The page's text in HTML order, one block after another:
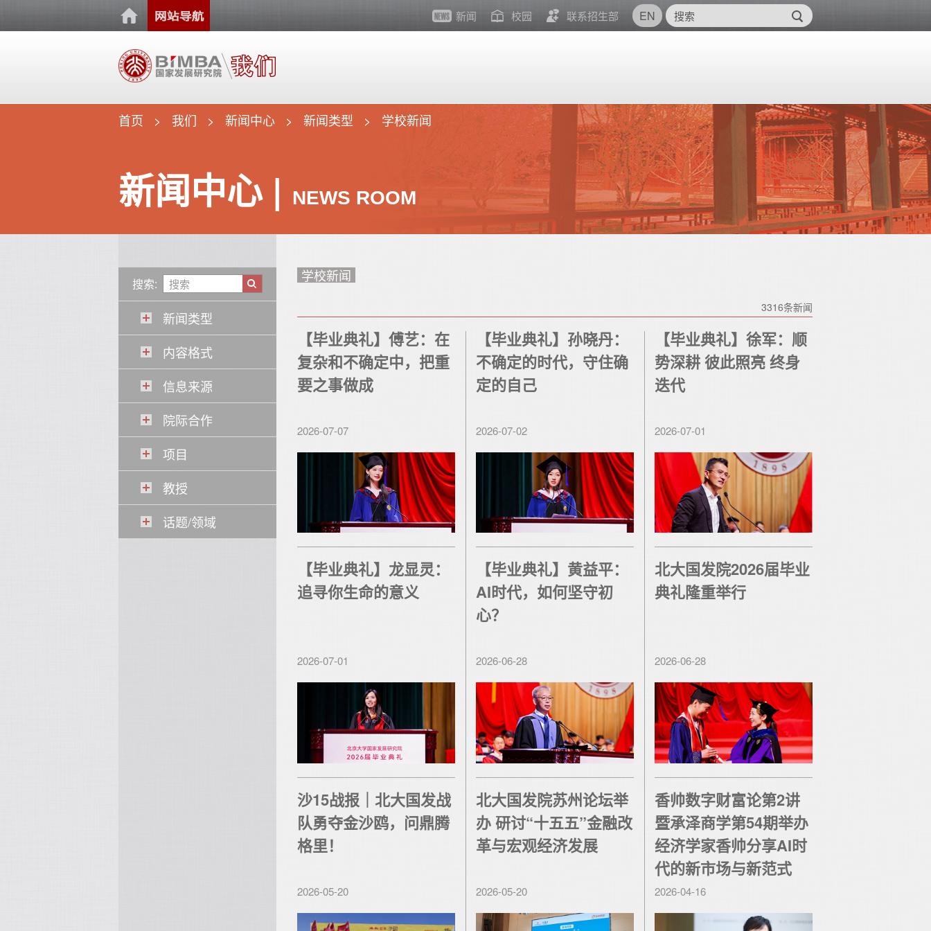
EN
新闻 校园 联系招生部
首页 我们 新闻中心 新闻类型 学校新闻
新闻中心 | NEWS ROOM
学校新闻
3316条新闻
【毕业典礼】傅艺：在
复杂和不确定中，把重
要之事做成
2026-07-07
【毕业典礼】孙晓丹：
不确定的时代，守住确
定的自己
2026-07-02
【毕业典礼】徐军：顺
势深耕 彼此照亮 终身
迭代
2026-07-01
【毕业典礼】龙显灵：
追寻你生命的意义
2026-07-01
【毕业典礼】黄益平：
AI时代，如何坚守初
心？
2026-06-28
北大国发院2026届毕业
典礼隆重举行
2026-06-28
沙15战报｜北大国发战
队勇夺金沙鸥，问鼎腾
格里！
2026-05-20
北大国发院苏州论坛举
办 研讨“十五五”金融改
革与宏观经济发展
2026-05-20
香帅数字财富论第2讲
暨承泽商学第54期举办
经济学家香帅分享AI时
代的新市场与新范式
2026-04-16
搜索:
新闻类型
内容格式
信息来源
院际合作
项目
教授
话题/领域